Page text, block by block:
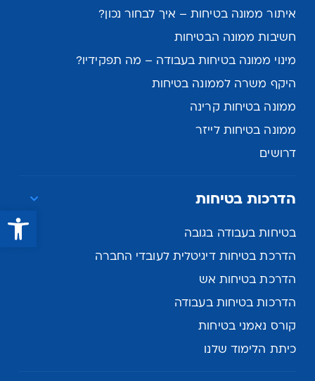
איתור ממונה בטיחות – איך לבחור נכון?
חשיבות ממונה הבטיחות
מינוי ממונה בטיחות בעבודה – מה תפקידיו?
היקף משרה לממונה בטיחות
ממונה בטיחות קרינה
ממונה בטיחות לייזר
דרושים
הדרכות בטיחות
בטיחות בעבודה בגובה
הדרכת בטיחות דיגיטלית לעובדי החברה
הדרכת בטיחות אש
הדרכות בטיחות בעבודה
קורס נאמני בטיחות
כיתת הלימוד שלנו
פתח סרגל נגישות